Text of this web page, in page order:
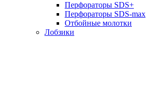
Перфораторы SDS+
Перфораторы SDS-max
Отбойные молотки
Лобзики